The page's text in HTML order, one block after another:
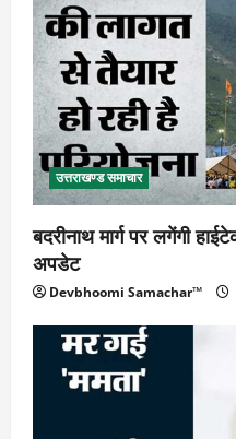
उत्तराखण्ड समाचार
बदरीनाथ मार्ग पर लगेंगी
अपडेट
Devbhoomi Samachar™